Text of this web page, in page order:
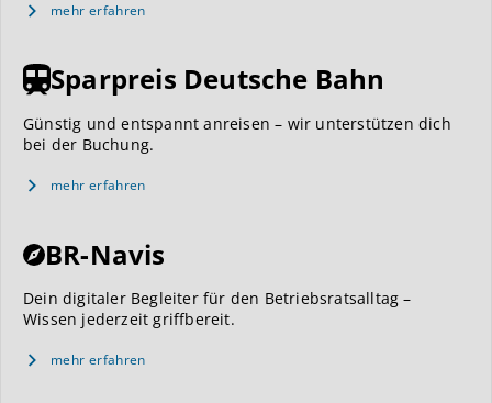
mehr erfahren
Sparpreis Deutsche Bahn
Günstig und entspannt anreisen – wir unterstützen dich
bei der Buchung.
mehr erfahren
BR-Navis
Dein digitaler Begleiter für den Betriebsratsalltag –
Wissen jederzeit griffbereit.
mehr erfahren